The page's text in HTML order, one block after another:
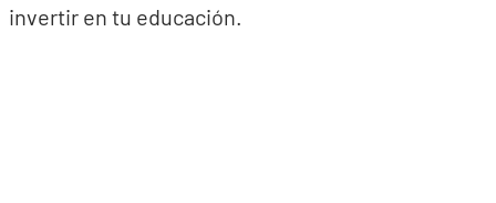
invertir en tu educación.